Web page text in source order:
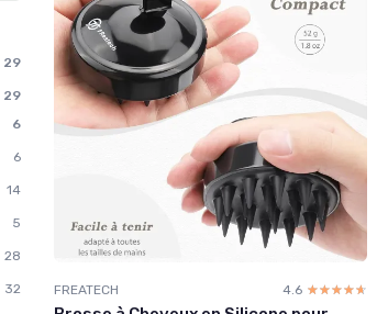
29
29
6
6
14
5
28
32 FREATECH 4.6 ☆☆☆☆☆
★★★★★